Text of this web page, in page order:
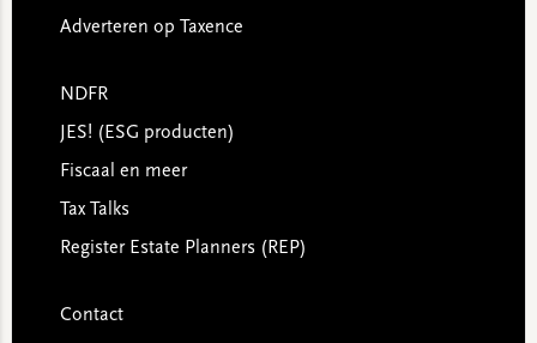
Adverteren op Taxence
NDFR
JES! (ESG producten)
Fiscaal en meer
Tax Talks
Register Estate Planners (REP)
Contact